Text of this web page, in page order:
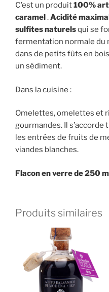
C’est un produit100%
caramel.Acidité
sulfites naturelsqui se
fermentation normale du
dans de petits fûts en
un sédiment.
Dans la cuisine :
Omelettes, omelettes et
gourmandes. Il s’accorde
les entrées de fruits de
viandes blanches.
Flacon en verre de 250
Produits similaires